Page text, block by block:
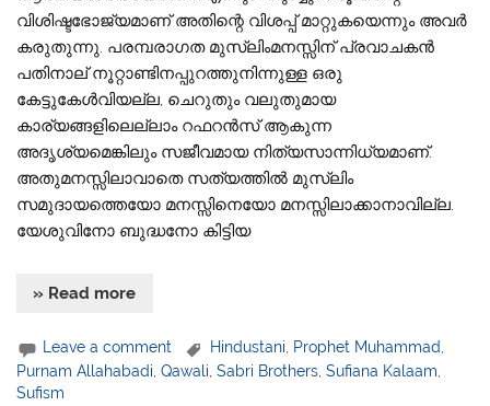
വിശിഷ്ടഭോജ്യമാണ് അതിന്റെ വിശപ്പ് മാറ്റുകയെന്നും അവർ
കരുതുന്നു. പരമ്പരാഗത മുസ്‌ലിംമനസ്സിന് പ്രവാചകൻ
പതിനാല് നൂറ്റാണ്ടിനപ്പുറത്തുനിന്നുള്ള ഒരു
കേട്ടുകേൾവിയല്ല, ചെറുതും വലുതുമായ
കാര്യങ്ങളിലെല്ലാം റഫറൻസ് ആകുന്ന
അദൃശ്യമെങ്കിലും സജീവമായ നിത്യസാന്നിധ്യമാണ്.
അതുമനസ്സിലാവാതെ സത്യത്തിൽ മുസ്‌ലിം
സമുദായത്തെയോ മനസ്സിനെയോ മനസ്സിലാക്കാനാവില്ല.
യേശുവിനോ ബുദ്ധനോ കിട്ടിയ
» Read more
Leave a comment Hindustani, Prophet Muhammad,
Purnam Allahabadi ,Qawali ,Sabri Brothers ,Sufiana Kalaam
Sufism